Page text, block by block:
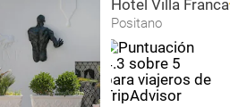
Hotel Villa Franca
Positano